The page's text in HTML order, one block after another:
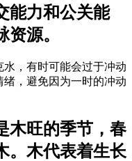
能力和公关能
源。
，有时可能会过于冲动
，避免因为一时的冲动
木旺的季节，春
。木代表着生长